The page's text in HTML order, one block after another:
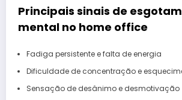
Principais sinais de
mental no home office
Fadiga persistente e falta de energia
Dificuldade de concentração e
Sensação de desânimo e desmotivação